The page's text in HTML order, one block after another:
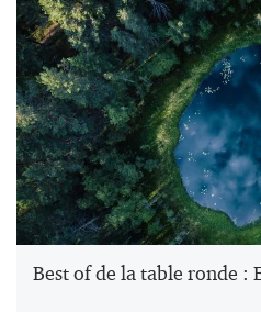
Best of de la table ronde :